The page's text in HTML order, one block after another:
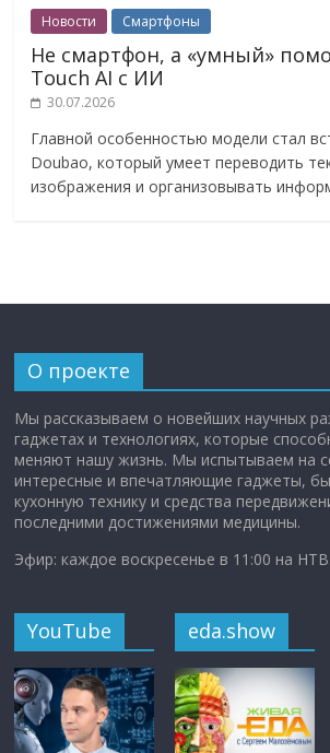
Новости Смартфоны
Не смартфон, а «умный»
Touch AI с ИИ
30.07.2026
Главной особенностью модели стал
Doubao, который умеет переводить
изображения и организовывать
О проекте
Мы рассказываем о новейших научных
гаджетах и технологиях, которые
меняют нашу жизнь. Мы испытываем на
интересные и впечатляющие гаджеты,
кухонную технику и средства
последними достижениями медицины.
Эфир: каждое воскресенье в 11:00 на НТВ.
YouTube eda.show